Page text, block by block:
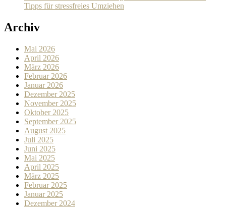
Tipps für stressfreies Umziehen
Archiv
Mai 2026
April 2026
März 2026
Februar 2026
Januar 2026
Dezember 2025
November 2025
Oktober 2025
September 2025
August 2025
Juli 2025
Juni 2025
Mai 2025
April 2025
März 2025
Februar 2025
Januar 2025
Dezember 2024